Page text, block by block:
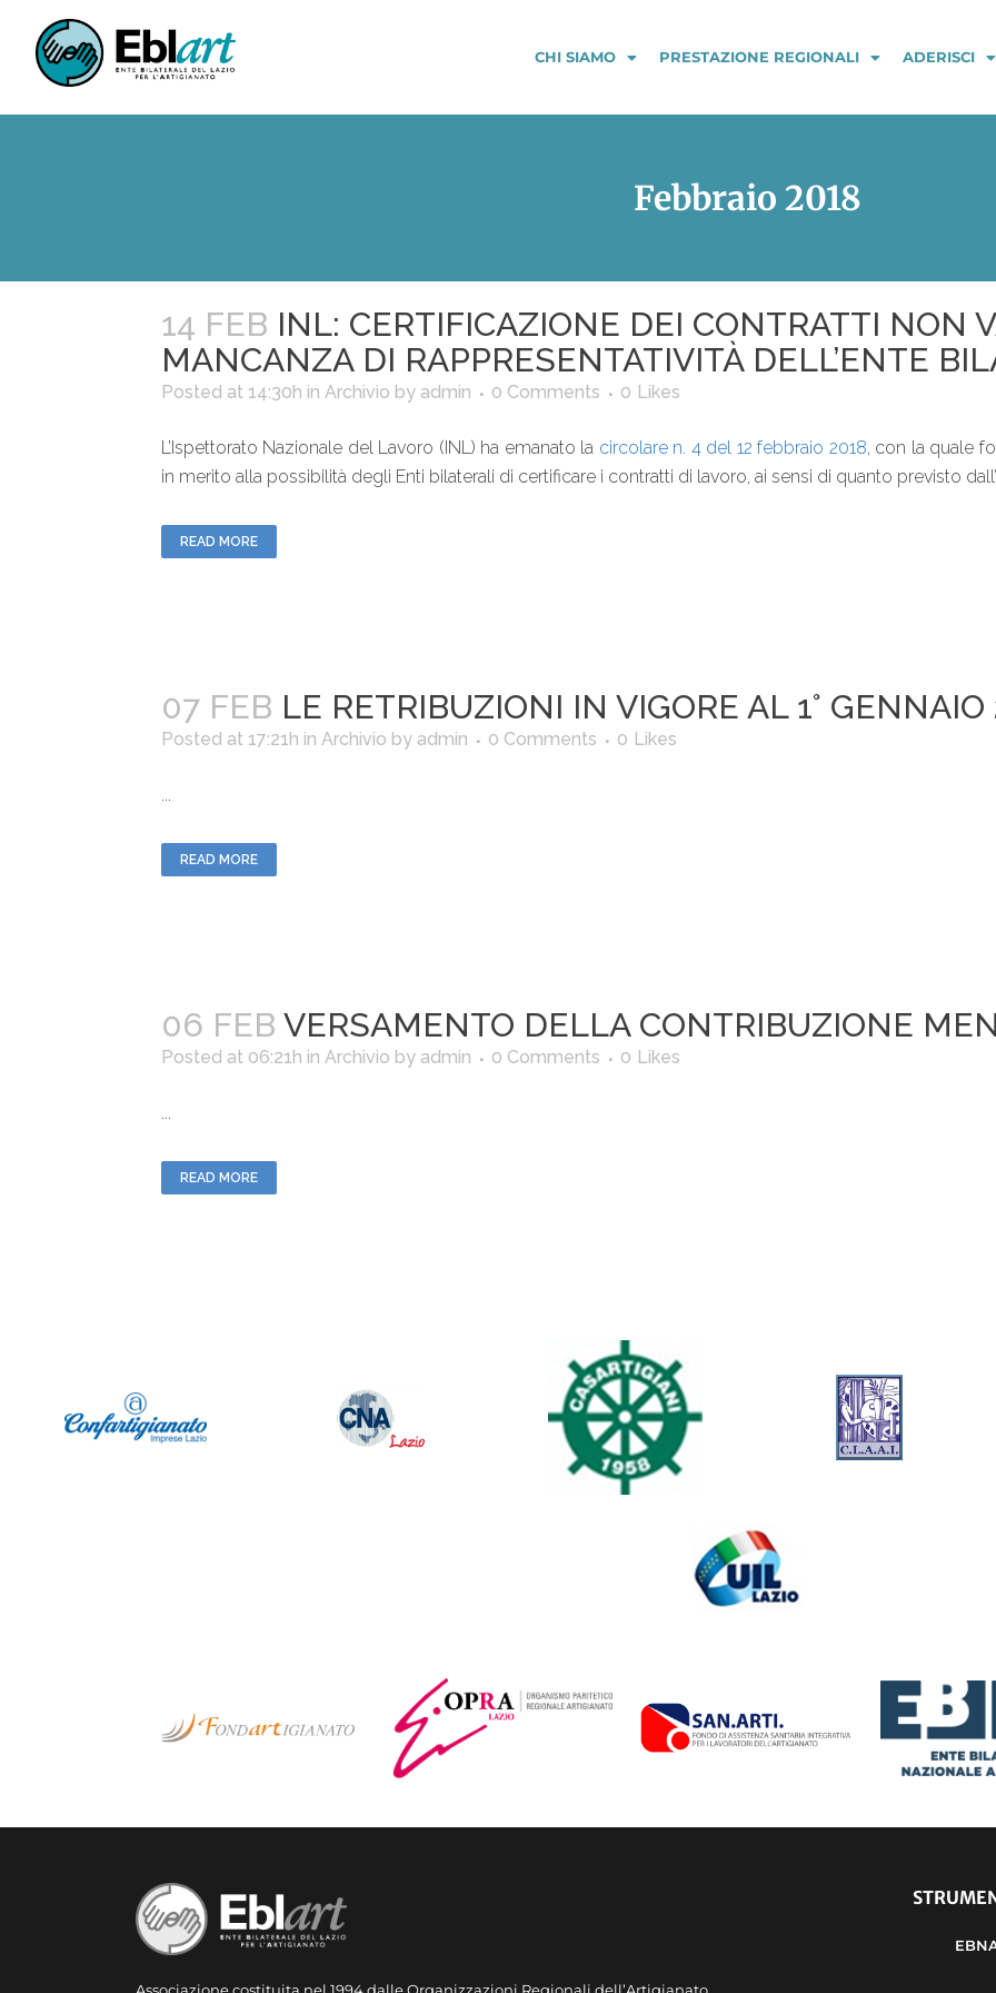
CHI SIAMO PRESTAZIONE REGIONALI ADERISCI
Febbraio 2018
14 FEB INL: CERTIFICAZIONE DEI CONTRATTI NON
MANCANZA DI RAPPRESENTATIVITÀ DELL’ENTE
Posted at 14:30h in Archivio by admin 0 Comments 0 Likes
L’Ispettorato Nazionale del Lavoro (INL) ha emanato la circolare n. 4 del 12 febbraio 2018, con la quale
in merito alla possibilità degli Enti bilaterali di certificare i contratti di lavoro, ai sensi di quanto previsto
READ MORE
07 FEB LE RETRIBUZIONI IN VIGORE AL 1° GENNAIO
Posted at 17:21h in Archivio by admin 0 Comments 0 Likes
...
READ MORE
06 FEB VERSAMENTO DELLA CONTRIBUZIONE
Posted at 06:21h in Archivio by admin 0 Comments 0 Likes
...
READ MORE